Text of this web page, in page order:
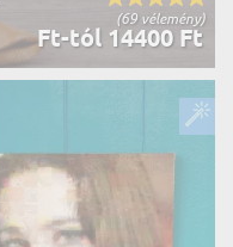
(69 vélemény)
Ft-tól 14400 Ft